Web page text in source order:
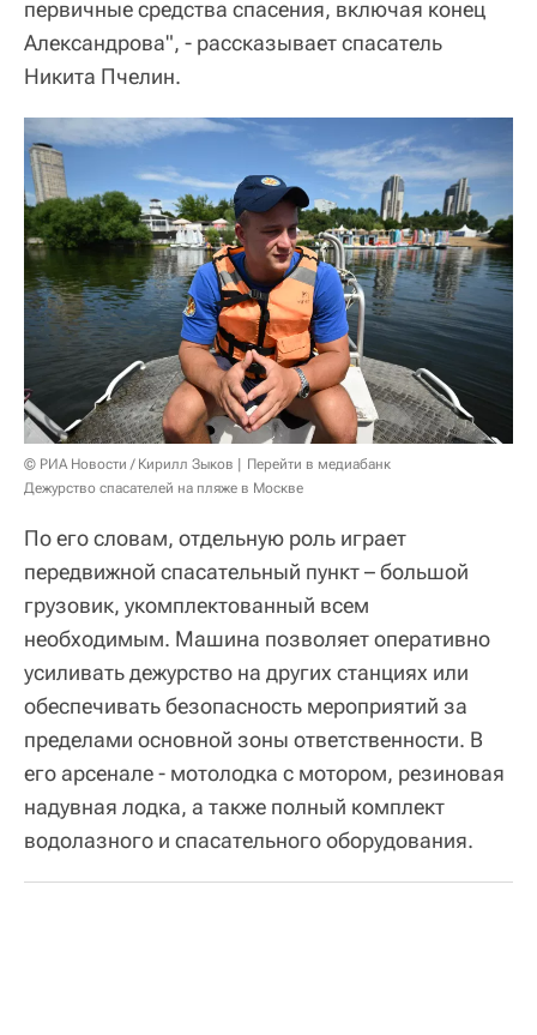
первичные средства спасения, включая конец
Александрова", - рассказывает спасатель
Никита Пчелин.
© РИА Новости / Кирилл Зыков
Перейти в медиабанк
Дежурство спасателей на пляже в Москве
По его словам, отдельную роль играет
передвижной спасательный пункт – большой
грузовик, укомплектованный всем
необходимым. Машина позволяет оперативно
усиливать дежурство на других станциях или
обеспечивать безопасность мероприятий за
пределами основной зоны ответственности. В
его арсенале - мотолодка с мотором, резиновая
надувная лодка, а также полный комплект
водолазного и спасательного оборудования.